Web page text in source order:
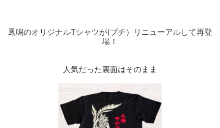
鳳鳴のオリジナルTシャツが(プチ）
リニューアルして再登
場 ！
人気だった裏面はそのまま